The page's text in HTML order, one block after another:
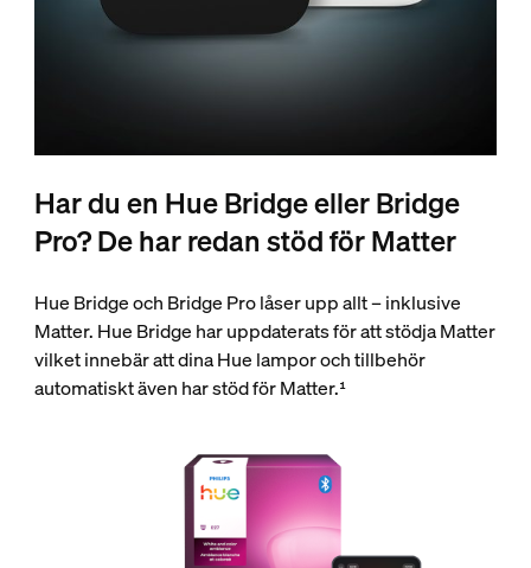
Har du en Hue Bridge eller Bridge
Pro? De har redan stöd för Matter
Hue Bridge och Bridge Pro låser upp allt – inklusive
Matter. Hue Bridge har uppdaterats för att stödja Matter
vilket innebär att dina Hue lampor och tillbehör
automatiskt även har stöd för Matter.¹